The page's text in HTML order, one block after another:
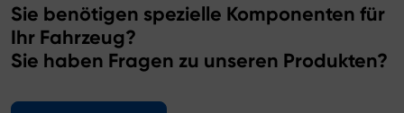
Sie benötigen spezielle Komponenten für
Ihr Fahrzeug?
Sie haben Fragen zu unseren Produkten?